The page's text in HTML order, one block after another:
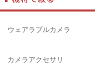
DIGITALKING（デジタル
diagnl（ダイアグナル）
Lowepro（ロープロ）
ペンタックス系
ライカ系
中判海外系
ウェアラブルカメラ
カメラアクセサリ